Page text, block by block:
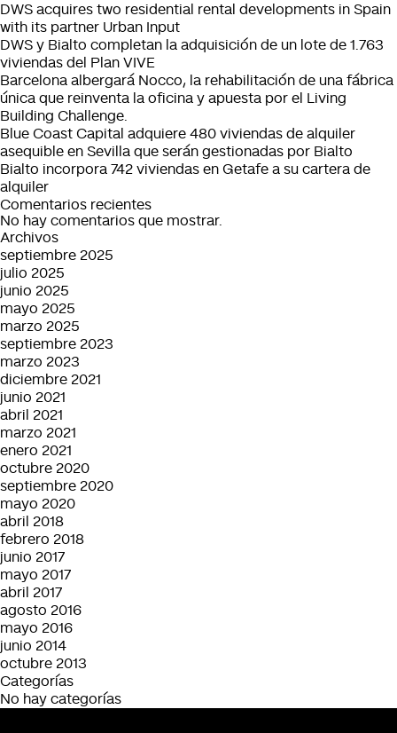
a
Spanish
successfully
€130m
the
last
months
DWS acquires two residential rental developments in Spain
with its partner Urban Input
DWS y Bialto completan la adquisición de un lote de 1.763
viviendas del Plan VIVE
Barcelona albergará Nocco, la rehabilitación de una fábrica
única que reinventa la oficina y apuesta por el Living
Building Challenge.
Blue Coast Capital adquiere 480 viviendas de alquiler
asequible en Sevilla que serán gestionadas por Bialto
Bialto incorpora 742 viviendas en Getafe a su cartera de
alquiler
Comentarios recientes
No hay comentarios que mostrar.
Archivos
septiembre 2025
julio 2025
junio 2025
mayo 2025
marzo 2025
septiembre 2023
marzo 2023
diciembre 2021
junio 2021
abril 2021
marzo 2021
enero 2021
octubre 2020
septiembre 2020
mayo 2020
abril 2018
febrero 2018
junio 2017
mayo 2017
abril 2017
agosto 2016
mayo 2016
junio 2014
octubre 2013
Categorías
No hay categorías